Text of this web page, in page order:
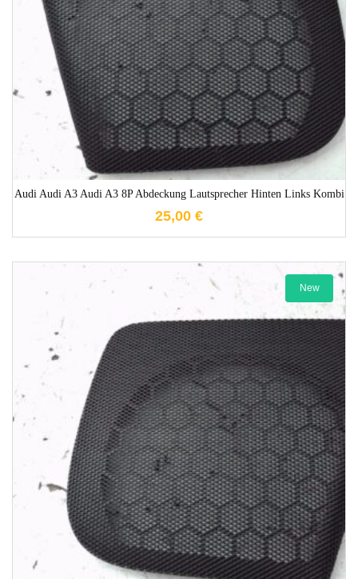
Audi Audi A3 Audi A3 8P Abdeckung Lautsprecher Hinten Links Kombi
25,00 €
1-3 Werktage
New
1-3 Werktage